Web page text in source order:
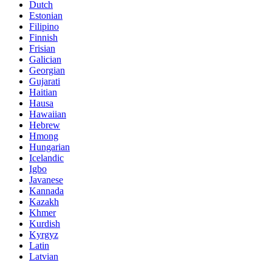
Dutch
Estonian
Filipino
Finnish
Frisian
Galician
Georgian
Gujarati
Haitian
Hausa
Hawaiian
Hebrew
Hmong
Hungarian
Icelandic
Igbo
Javanese
Kannada
Kazakh
Khmer
Kurdish
Kyrgyz
Latin
Latvian